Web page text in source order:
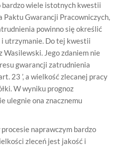
bardzo wiele istotnych kwestii
Gwarancji Pracowniczych,
powinno się określić
utrzymanie. Do tej kwestii
Jego zdaniem nie
gwarancji zatrudnienia
23 ’, a wielkość zlecanej pracy
W wyniku prognoz
ulegnie ona znacznemu
naprawczym bardzo
zleceń jest jakość i